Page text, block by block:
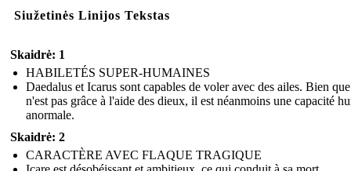
Siužetinės Linijos Tekstas
Skaidrė: 1
HABILETÉS SUPER-HUMAINES
Daedalus et Icarus sont capables de voler avec des ailes. Bien
n'est pas grâce à l'aide des dieux, il est néanmoins une capacité
anormale.
Skaidrė: 2
CARACTÈRE AVEC FLAQUE TRAGIQUE